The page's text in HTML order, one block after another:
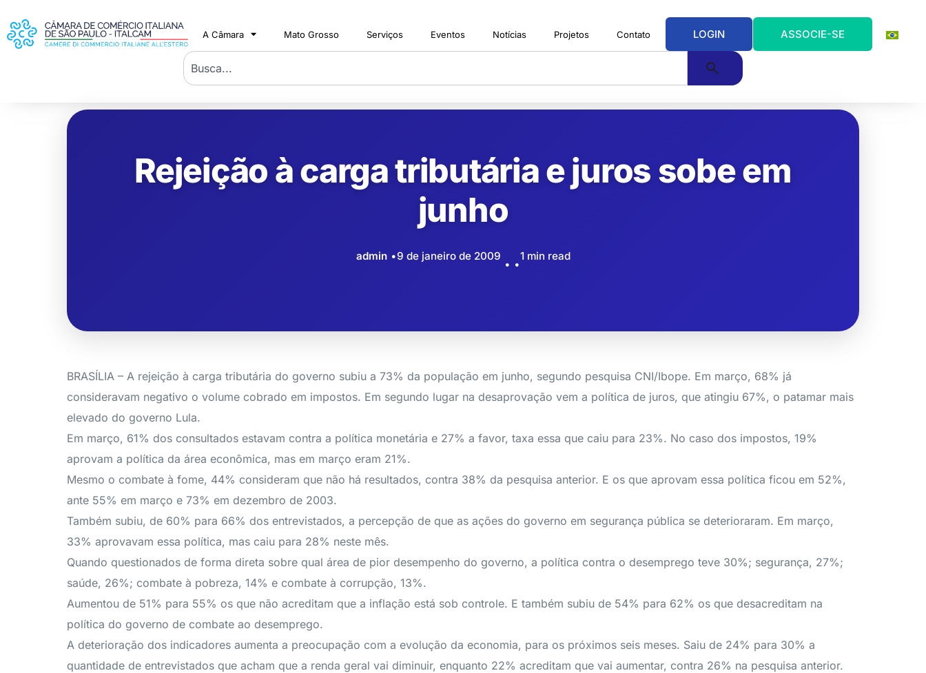
A Câmara Mato Grosso Serviços Eventos Notícias Projetos Contato LOGIN ASSOCIE-SE
Rejeição à carga tributária e juros sobe em
junho
admin 9 de janeiro de 2009 1 min read
BRASÍLIA – A rejeição à carga tributária do governo subiu a 73% da população em junho, segundo pesquisa CNI/Ibope. Em março, 68% já
consideravam negativo o volume cobrado em impostos. Em segundo lugar na desaprovação vem a política de juros, que atingiu 67%, o patamar mais
elevado do governo Lula.
Em março, 61% dos consultados estavam contra a política monetária e 27% a favor, taxa essa que caiu para 23%. No caso dos impostos, 19%
aprovam a política da área econômica, mas em março eram 21%.
Mesmo o combate à fome, 44% consideram que não há resultados, contra 38% da pesquisa anterior. E os que aprovam essa política ficou em 52%,
ante 55% em março e 73% em dezembro de 2003.
Também subiu, de 60% para 66% dos entrevistados, a percepção de que as ações do governo em segurança pública se deterioraram. Em março,
33% aprovavam essa política, mas caiu para 28% neste mês.
Quando questionados de forma direta sobre qual área de pior desempenho do governo, a política contra o desemprego teve 30%; segurança, 27%;
saúde, 26%; combate à pobreza, 14% e combate à corrupção, 13%.
Aumentou de 51% para 55% os que não acreditam que a inflação está sob controle. E também subiu de 54% para 62% os que desacreditam na
política do governo de combate ao desemprego.
A deterioração dos indicadores aumenta a preocupação com a evolução da economia, para os próximos seis meses. Saiu de 24% para 30% a
quantidade de entrevistados que acham que a renda geral vai diminuir, enquanto 22% acreditam que vai aumentar, contra 26% na pesquisa anterior.